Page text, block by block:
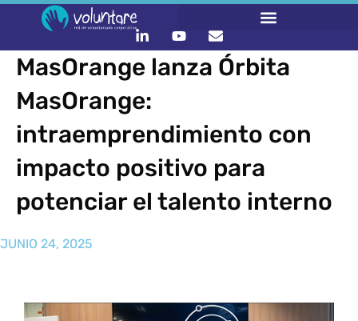
MasOrange lanza Órbita
MasOrange:
intraemprendimiento con
impacto positivo para
potenciar el talento interno
JUNIO 24, 2025